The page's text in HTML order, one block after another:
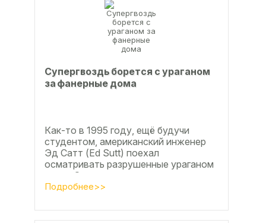
Супергвоздь борется с ураганом
за фанерные дома
Как-то в 1995 году, ещё будучи
студентом, американский инженер
Эд Сатт (Ed Sutt) поехал
осматривать разрушенные ураганом
дома. Он удивился, что ударов
стихии в большинстве случаев не...
Подробнее>>